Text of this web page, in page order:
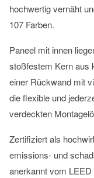
hochwertig vernäht
107 Farben.
Paneel mit innen
stoßfestem Kern aus
einer Rückwand mit
die flexible und
verdeckten
Zertifiziert als
emissions- und
anerkannt vom